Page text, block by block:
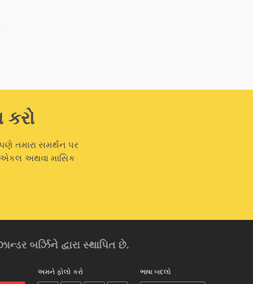
કરો
તમારા સમર્થન પર
એકલ અથવા માસિક
બર્ઝિને દ્વારા સ્થાપિત છે.
ભાષા બદલો
અમને ફોલો કરો